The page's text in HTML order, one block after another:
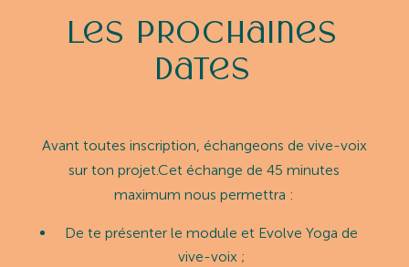
Les prochaines
dates
Avant toutes inscription, échangeons de vive-voix
sur ton projet.Cet échange de 45 minutes
maximum nous permettra :
De te présenter le module et Evolve Yoga de
vive-voix ;